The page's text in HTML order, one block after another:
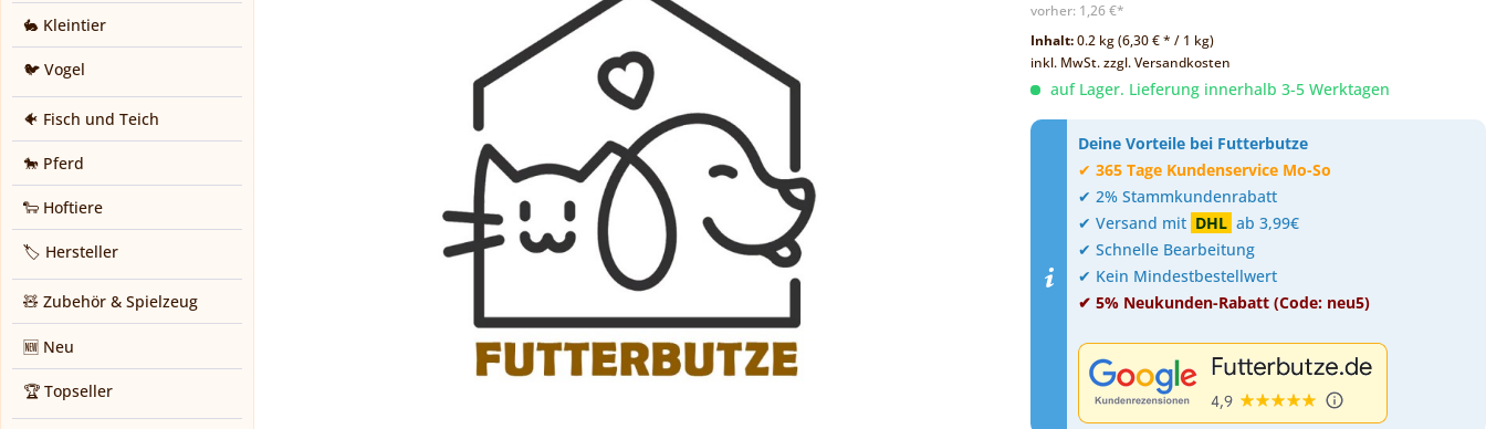
🐇 Kleintier
🐦 Vogel
🐠 Fisch und Teich
🐎 Pferd
🐑 Hoftiere
🏷️ Hersteller
🧸 Zubehör & Spielzeug
🆕 Neu
🏆 Topseller
vorher: 1,26 €*
Inhalt:0.2 kg (6,30 € * / 1 kg)
inkl. MwSt.zzgl. Versandkosten
auf Lager. Lieferung innerhalb 3-5 Werktagen
Deine Vorteile bei Futterbutze
✔365 Tage Kundenservice Mo-So
✔ 2% Stammkundenrabatt
✔ Versand mit DHL ab 3,99€
✔ Schnelle Bearbeitung
✔ Kein Mindestbestellwert
✔ 5% Neukunden-Rabatt (Code: neu5)